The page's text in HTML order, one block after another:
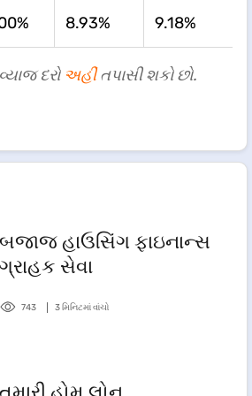
8.93% 9.18%
દરો અહીંતપાસી શકો છો.
બજાજ હાઉસિંગ ફાઇનાન્સ
ગ્રાહક સેવા
743 3 મિનિટમાં વાંચો